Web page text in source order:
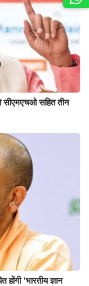
सीएमएचओ सहित तीन
‘भारतीय ज्ञान